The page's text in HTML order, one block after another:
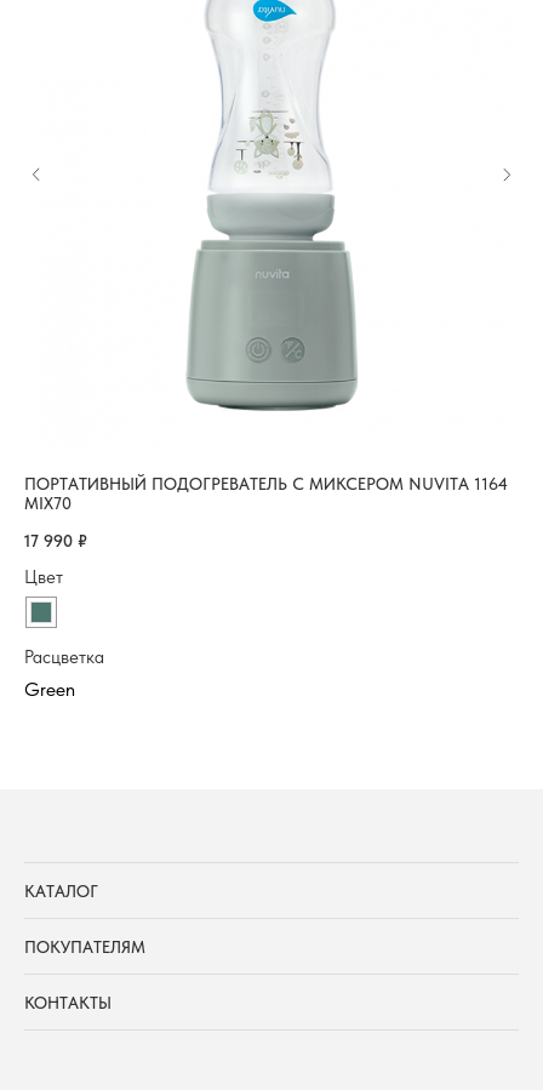
ПОРТАТИВНЫЙ ПОДОГРЕВАТЕЛЬ С МИКСЕРОМ NUVITA 1164
MIX70
17 990 ₽
Цвет
Расцветка
КАТАЛОГ
ПОКУПАТЕЛЯМ
КОНТАКТЫ